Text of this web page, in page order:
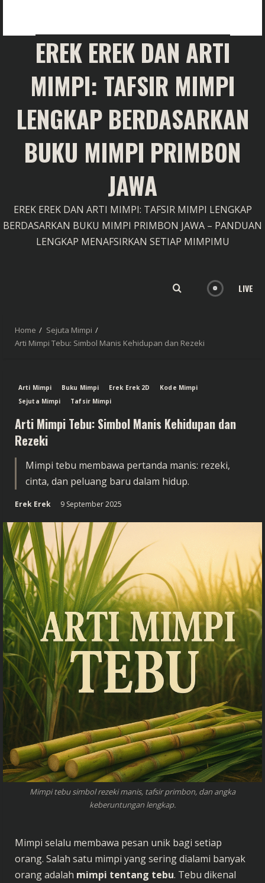
EREK EREK DAN ARTI
MIMPI: TAFSIR MIMPI
LENGKAP BERDASARKAN
BUKU MIMPI PRIMBON
JAWA
EREK EREK DAN ARTI MIMPI: TAFSIR MIMPI LENGKAP
BERDASARKAN BUKU MIMPI PRIMBON JAWA – PANDUAN
LENGKAP MENAFSIRKAN SETIAP MIMPIMU
LIVE
Home
Sejuta Mimpi
Arti Mimpi Tebu: Simbol Manis Kehidupan dan Rezeki
Arti Mimpi Buku Mimpi Erek Erek 2D
Kode Mimpi
Sejuta Mimpi
Tafsir Mimpi
Arti Mimpi Tebu: Simbol Manis Kehidupan dan
Rezeki
Mimpi tebu membawa pertanda manis: rezeki,
cinta, dan peluang baru dalam hidup.
Erek Erek 9 September 2025
Mimpi tebu simbol rezeki manis, tafsir primbon, dan angka
keberuntungan lengkap.
Mimpi selalu membawa pesan unik bagi setiap
orang. Salah satu mimpi yang sering dialami banyak
orang adalah mimpi tentang tebu. Tebu dikenal